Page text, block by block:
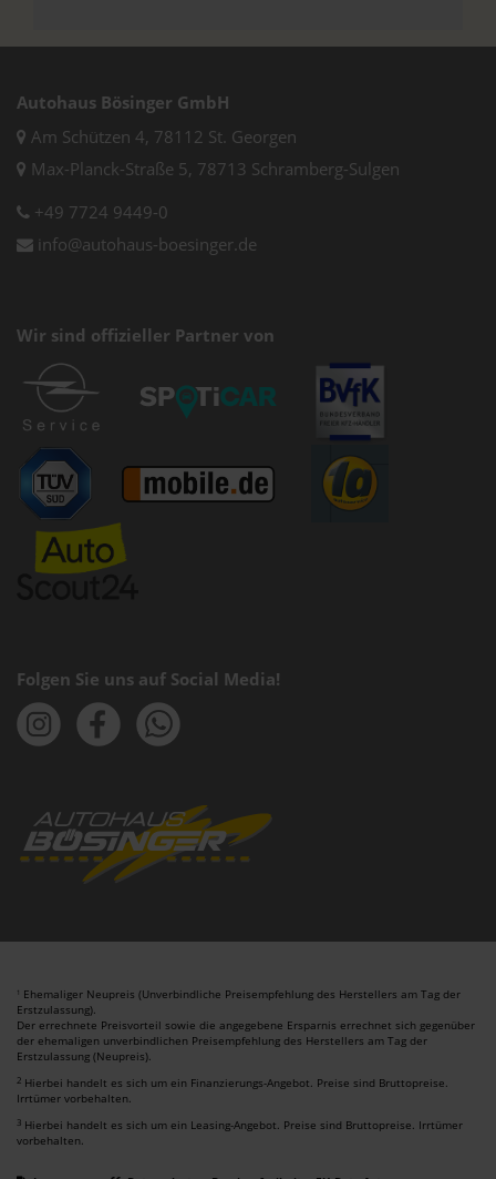
Autohaus Bösinger GmbH
Am Schützen 4, 78112 St. Georgen
Max-Planck-Straße 5, 78713 Schramberg-Sulgen
+49 7724 9449-0
info@autohaus-boesinger.de
Wir sind offizieller Partner von
Folgen Sie uns auf Social Media!
1 Ehemaliger Neupreis (Unverbindliche Preisempfehlung des Herstellers am Tag der
Erstzulassung).
Der errechnete Preisvorteil sowie die angegebene Ersparnis errechnet sich gegenüber
der ehemaligen unverbindlichen Preisempfehlung des Herstellers am Tag der
Erstzulassung (Neupreis).
2 Hierbei handelt es sich um ein Finanzierungs-Angebot. Preise sind Bruttopreise.
Irrtümer vorbehalten.
3 Hierbei handelt es sich um ein Leasing-Angebot. Preise sind Bruttopreise. Irrtümer
vorbehalten.